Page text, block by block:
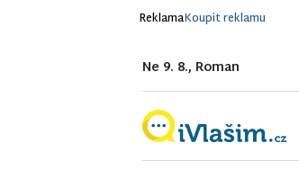
ReklamaKoupit reklamu
Ne 9. 8., Roman